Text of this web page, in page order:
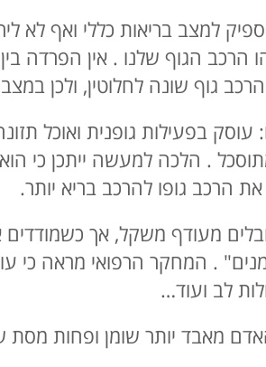
למצב בריאות כללי ואף לא
הגוף שלנו . אין הפרדה
שונה לחלוטין, ולכן במצב
בפעילות גופנית ואוכל
. הלכה למעשה ייתכן כי
הרכב גופו להרכב בריא יותר.
מעודף משקל, אך כשמודדים
. המחקר הרפואי מראה כי
לב ועוד…
מאבד יותר שומן ופחות מסת